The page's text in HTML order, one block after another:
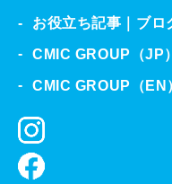
お役立ち記事｜ブロ
CMIC GROUP（JP）
CMIC GROUP（EN